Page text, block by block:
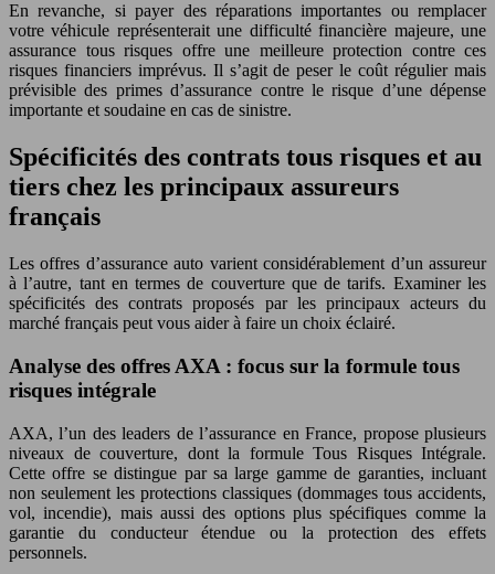
En revanche, si payer des réparations importantes ou remplacer
votre véhicule représenterait une difficulté financière majeure, une
assurance tous risques offre une meilleure protection contre ces
risques financiers imprévus. Il s’agit de peser le coût régulier mais
prévisible des primes d’assurance contre le risque d’une dépense
importante et soudaine en cas de sinistre.
Spécificités des contrats tous risques et au
tiers chez les principaux assureurs
français
Les offres d’assurance auto varient considérablement d’un assureur
à l’autre, tant en termes de couverture que de tarifs. Examiner les
spécificités des contrats proposés par les principaux acteurs du
marché français peut vous aider à faire un choix éclairé.
Analyse des offres AXA : focus sur la formule tous
risques intégrale
AXA, l’un des leaders de l’assurance en France, propose plusieurs
niveaux de couverture, dont la formule Tous Risques Intégrale.
Cette offre se distingue par sa large gamme de garanties, incluant
non seulement les protections classiques (dommages tous accidents,
vol, incendie), mais aussi des options plus spécifiques comme la
garantie du conducteur étendue ou la protection des effets
personnels.